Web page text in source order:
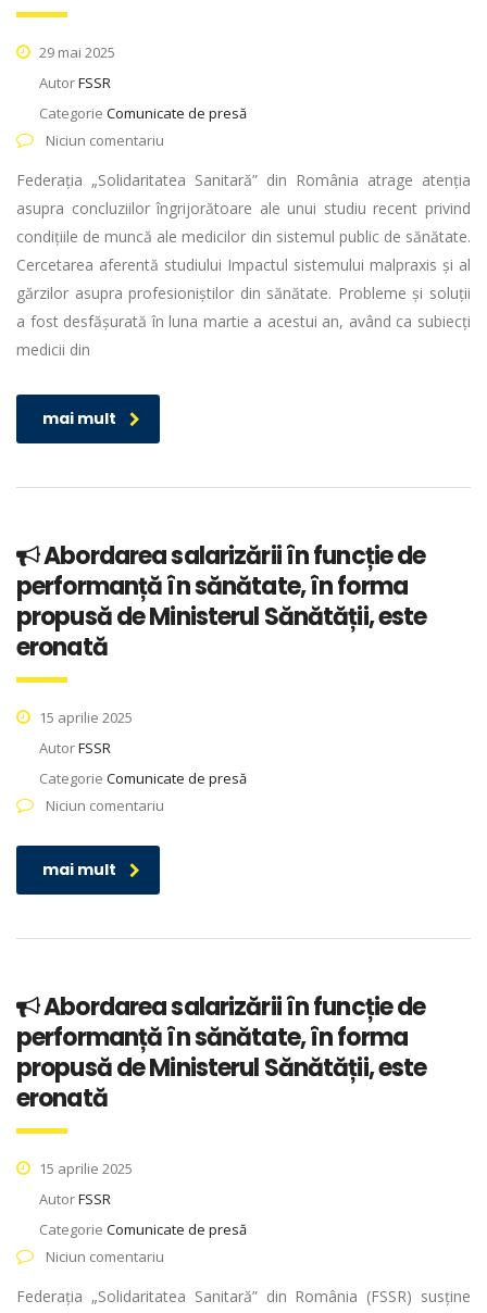
29 mai 2025
AutorFSSR
Categorie Comunicate de presă
Niciun comentariu
Federația „Solidaritatea Sanitară” din România atrage atenția
asupra concluziilor îngrijorătoare ale unui studiu recent privind
condițiile de muncă ale medicilor din sistemul public de sănătate.
Cercetarea aferentă studiului Impactul sistemului malpraxis și al
gărzilor asupra profesioniștilor din sănătate. Probleme și soluții
a fost desfășurată în luna martie a acestui an, având ca subiecți
medicii din
mai mult
Abordarea salarizării în funcție de
performanță în sănătate, în forma
propusă de Ministerul Sănătății, este
eronată
15 aprilie 2025
AutorFSSR
Categorie Comunicate de presă
Niciun comentariu
mai mult
Abordarea salarizării în funcție de
performanță în sănătate, în forma
propusă de Ministerul Sănătății, este
eronată
15 aprilie 2025
AutorFSSR
Categorie Comunicate de presă
Niciun comentariu
Federația „Solidaritatea Sanitară” din România (FSSR) susține